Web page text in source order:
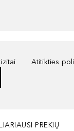
Atitikties
PREKIŲ